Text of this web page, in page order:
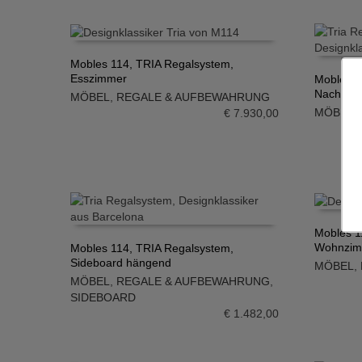
IN DEN WARENKORB
Mobles 114, TRIA Regalsystem,
Esszimmer
MÖBEL
REGALE & AUFBEWAHRUNG
€7.930,00
IN DEN
Mobles
Nachttisch
MÖBEL
IN DEN WARENKORB
Mobles 114, TRIA Regalsystem,
Sideboard hängend
MÖBEL
REGALE & AUFBEWAHRUNG
SIDEBOARD
€1.482,00
IN DEN
Mobles
MÖBEL